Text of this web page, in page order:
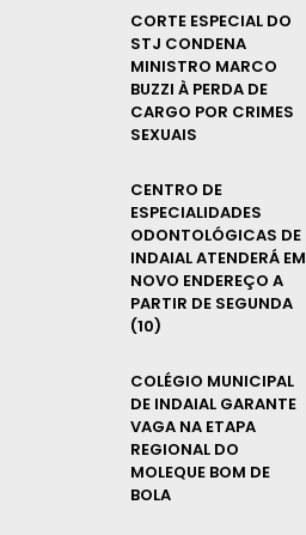
CORTE ESPECIAL DO
STJ CONDENA
MINISTRO MARCO
BUZZI À PERDA DE
CARGO POR CRIMES
SEXUAIS
CENTRO DE
ESPECIALIDADES
ODONTOLÓGICAS DE
INDAIAL ATENDERÁ EM
NOVO ENDEREÇO A
PARTIR DE SEGUNDA
(10)
COLÉGIO MUNICIPAL
DE INDAIAL GARANTE
VAGA NA ETAPA
REGIONAL DO
MOLEQUE BOM DE
BOLA